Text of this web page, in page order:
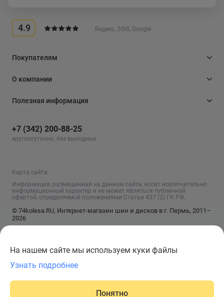
4.9 Яндекс, 2GIS, Google
Покупателям
О компании
Полезная информация
+7 (342) 200-88-25
круглосуточно, без выходных
Карта сайта
Информация, размещенная на данном сайте, носит исключительно
информационный характер и не может являться публичной
офертой, определяемой положениями Статьи 437 (2) ГК РФ.
© 74kolesa.RU, Интернет-магазин шин и дисков в г. Пермь, 2011–
2026
На нашем сайте мы используем куки файлы
Узнать подробнее
Понятно